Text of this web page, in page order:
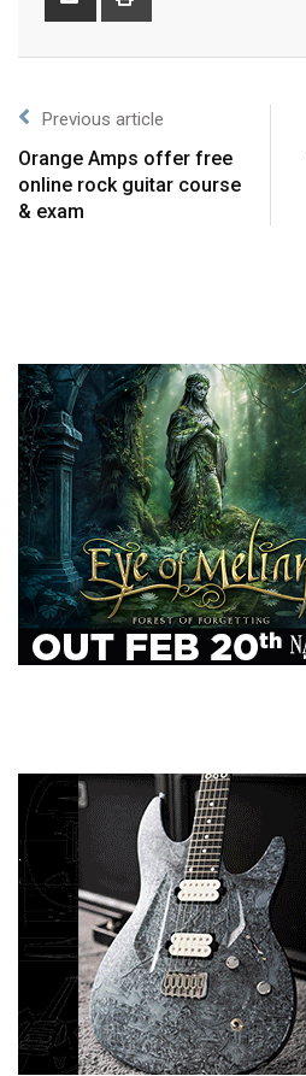
Previous article
Orange Amps offer free
online rock guitar course
& exam